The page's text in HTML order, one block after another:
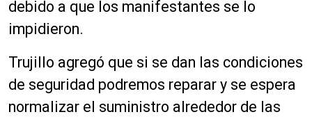
debido a que los manifestantes se lo
impidieron.
Trujillo agregó que si se dan las condiciones
de seguridad podremos reparar y se espera
normalizar el suministro alrededor de las